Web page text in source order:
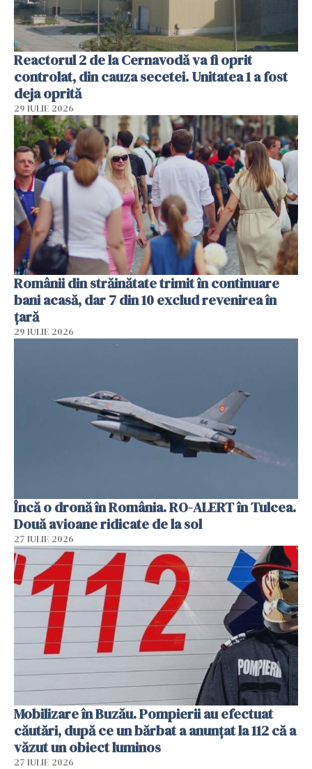
Reactorul 2 de la Cernavodă va fi oprit
controlat, din cauza secetei. Unitatea 1 a fost
deja oprită
29 IULIE 2026
Românii din străinătate trimit în continuare
bani acasă, dar 7 din 10 exclud revenirea în
țară
29 IULIE 2026
Încă o dronă în România. RO-ALERT în Tulcea.
Două avioane ridicate de la sol
27 IULIE 2026
Mobilizare în Buzău. Pompierii au efectuat
căutări, după ce un bărbat a anunțat la 112 că a
văzut un obiect luminos
27 IULIE 2026